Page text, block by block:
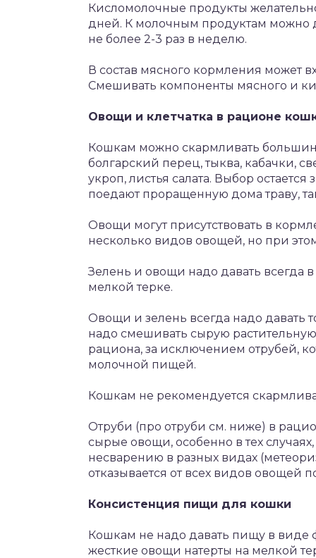
Кисломолочные продукты
дней. К молочным продуктам можно
не более 2-3 раз в неделю.
В состав мясного кормления может
Смешивать компоненты мясного и
Овощи и клетчатка в рационе
Кошкам можно скармливать
болгарский перец, тыква, кабачки,
укроп, листья салата. Выбор
поедают проращенную дома траву,
Овощи могут присутствовать в
несколько видов овощей, но при
Зелень и овощи надо давать всегда
мелкой терке.
Овощи и зелень всегда надо давать
надо смешивать сырую
рациона, за исключением отрубей,
молочной пищей.
Кошкам не рекомендуется
Отруби (про отруби см. ниже) в
сырые овощи, особенно в тех
несварению в разных видах
отказывается от всех видов овощей
Консистенция пищи для кошки
Кошкам не надо давать пищу в виде
жесткие овощи натерты на мелкой